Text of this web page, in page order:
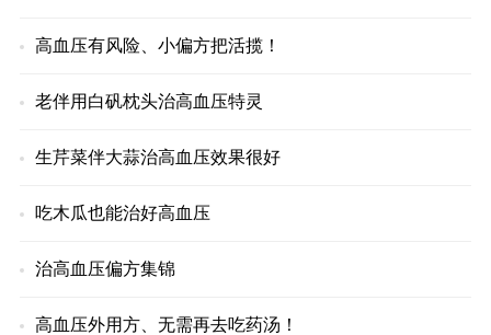
高血压有风险、小偏方把活揽！
老伴用白矾枕头治高血压特灵
生芹菜伴大蒜治高血压效果很好
吃木瓜也能治好高血压
治高血压偏方集锦
高血压外用方、无需再去吃药汤！